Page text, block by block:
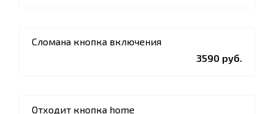
Сломана кнопка включения
3590 руб.
Отходит кнопка home